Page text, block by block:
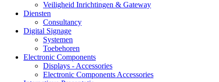
Veiligheid Inrichtingen & Gateway
Diensten
Consultancy
Digital Signage
Systemen
Toebehoren
Electronic Components
Displays - Accessories
Electronic Components Accessories